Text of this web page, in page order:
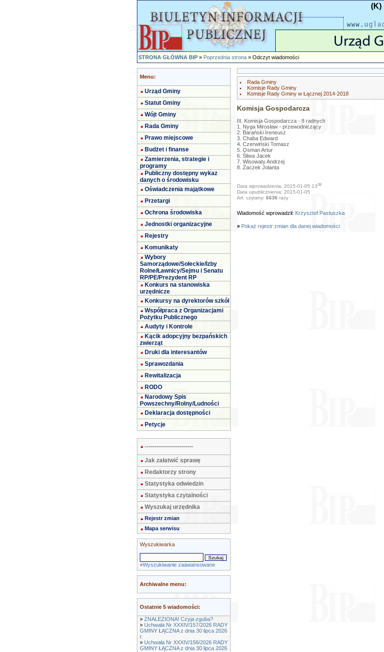
(K)
STRONA GŁÓWNA BIP»Poprzednia strona» Odczyt wiadomości
Menu:
Urząd Gminy
Statut Gminy
Wójt Gminy
Rada Gminy
Prawo miejscowe
Budżet i finanse
Zamierzenia, strategie i
programy
Publiczny dostępny wykaz
danych o środowisku
Oświadczenia majątkowe
Przetargi
Ochrona środowiska
Jednostki organizacyjne
Rejestry
Komunikaty
Wybory
Samorządowe/Sołeckie/Izby
Rolne/Ławnicy/Sejmu i Senatu
RP/PE/Prezydent RP
Konkurs na stanowiska
urzędnicze
Konkursy na dyrektorów szkół
Współpraca z Organizacjami
Pożytku Publicznego
Audyty i Kontrole
Kącik adopcyjny bezpańskich
zwierząt
Druki dla interesantów
Sprawozdania
Rewitalizacja
RODO
Narodowy Spis
Powszechny/Rolny/Ludności
Deklaracja dostępności
Petycje
-------------------------
Jak załatwić sprawę
Redaktorzy strony
Statystyka odwiedzin
Statystyka czytalności
Wyszukaj urzędnika
Rejestr zmian
Mapa serwisu
Wyszukiwarka
»Wyszukiwanie zaawansowane
Archiwalne menu:
Ostatnie 5 wiadomości:
» ZNALEZIONA! Czyja zguba?
» Uchwała Nr XXXIV/157/2026 RADY
GMINY ŁĄCZNA z dnia 30 lipca 2026
r.
» Uchwała Nr XXXIV/156/2026 RADY
GMINY ŁĄCZNA z dnia 30 lipca 2026
Rada Gminy
Komisje Rady Gminy
Komisje Rady Gminy w Łącznej 2014-2018
Komisja Gospodarcza
III. Komisja Gospodarcza - 8 radnych
1. Nyga Mirosław - przewodniczący
2. Barański Ireneusz
3. Chaba Edward
4. Czerwiński Tomasz
5. Osman Artur
6. Śliwa Jacek
7. Wisowaty Andrzej
8. Żaczek Jolanta
Data wprowadzenia: 2015-01-05 1338
Data upublicznienia: 2015-01-05
Art. czytany: 6636 razy
Wiadomość wprowadził: Krzysztof Pastuszka
» Pokaż rejestr zmian dla danej wiadomości